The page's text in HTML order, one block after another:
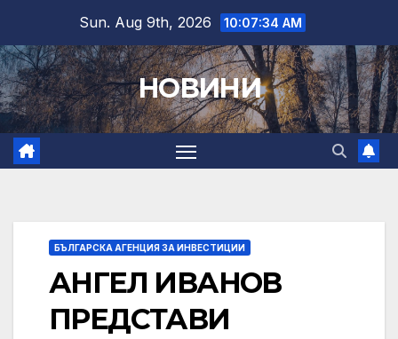
content
Sun. Aug 9th, 2026 10:07:36 AM
НОВИНИ
БЪЛГАРСКА АГЕНЦИЯ ЗА ИНВЕСТИЦИИ
АНГЕЛ ИВАНОВ
ПРЕДСТАВИ